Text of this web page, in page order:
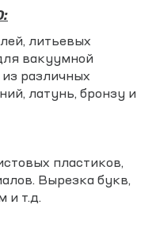
литьевых
вакуумной
различных
латунь, бронзу и
пластиков,
Вырезка букв,
и т.д.